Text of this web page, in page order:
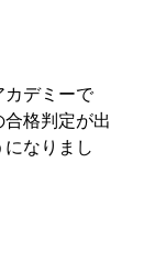
カデミーで
格判定が出
なりまし